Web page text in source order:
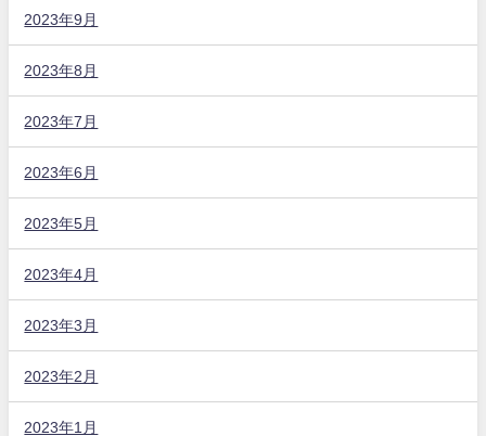
2023年9月
2023年8月
2023年7月
2023年6月
2023年5月
2023年4月
2023年3月
2023年2月
2023年1月